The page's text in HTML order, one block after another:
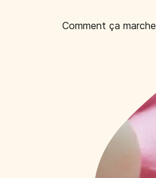
Comment ça marche